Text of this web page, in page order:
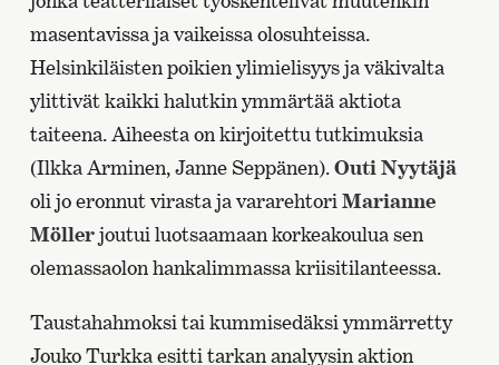
masentavissa ja vaikeissa olosuhteissa.
Helsinkiläisten poikien ylimielisyys ja väkivalta
ylittivät kaikki halutkin ymmärtää aktiota
taiteena. Aiheesta on kirjoitettu tutkimuksia
(Ilkka Arminen, Janne Seppänen).Outi Nyytäjä
oli jo eronnut virasta ja vararehtori Marianne
Möllerjoutui luotsaamaan korkeakoulua sen
olemassaolon hankalimmassa kriisitilanteessa.
Taustahahmoksi tai kummisedäksi ymmärretty
Jouko Turkka esitti tarkan analyysin aktion